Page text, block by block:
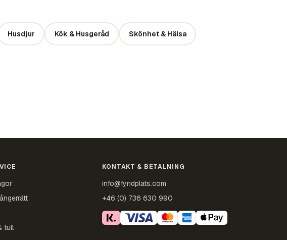
Husdjur Kök & Husgeråd Skönhet & Hälsa
tull
KONTAKT & BETALNING
info@fyndplats.com
+46 (0) 736 630 990